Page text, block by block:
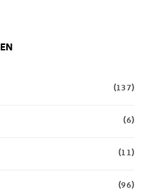
(137)
(6)
(11)
(96)